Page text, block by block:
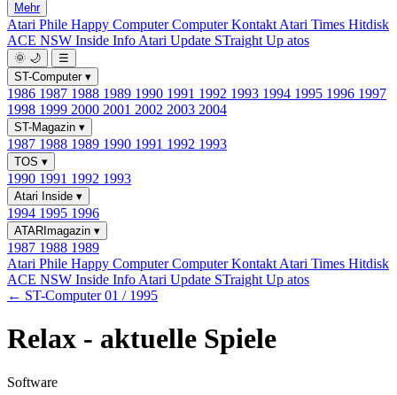
Mehr
Atari Phile Happy ComputerComputer Kontakt Atari Times Hitdisk
ACE NSW Inside Info Atari Update STraight Up atos
🌞 🌙
☰
ST-Computer ▾
1986 1987 1988 1989 1990 1991 1992 1993 1994 1995 1996 1997
1998 1999 2000 2001 2002 2003 2004
ST-Magazin ▾
1987 1988 1989 1990 1991 1992 1993
TOS ▾
1990 1991 1992 1993
Atari Inside ▾
1994 1995 1996
ATARImagazin ▾
1987 1988 1989
Atari Phile Happy ComputerComputer Kontakt Atari Times Hitdisk
ACE NSW Inside Info Atari Update STraight Up atos
← ST-Computer 01 / 1995
Relax - aktuelle Spiele
Software